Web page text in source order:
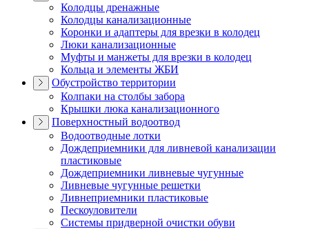
Колодцы дренажные
Колодцы канализационные
Коронки и адаптеры для врезки в колодец
Люки канализационные
Муфты и манжеты для врезки в колодец
Кольца и элементы ЖБИ
Обустройство территории
Колпаки на столбы забора
Крышки люка канализационного
Поверхностный водоотвод
Водоотводные лотки
Дождеприемники для ливневой канализации
пластиковые
Дождеприемники ливневые чугунные
Ливневые чугунные решетки
Ливнеприемники пластиковые
Пескоуловители
Системы придверной очистки обуви